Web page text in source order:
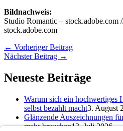
Bildnachweis:
Studio Romantic –
stock.adobe.com
← Vorheriger Beitrag
Nächster Beitrag →
Neueste Beiträge
Warum sich ein hochwertiges
selbst bezahlt macht3. August
Glänzende Auszeichnungen
mehr brauchen13. Juli 2026